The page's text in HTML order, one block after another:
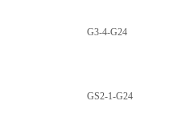
G3-4-G24
GS2-1-G24